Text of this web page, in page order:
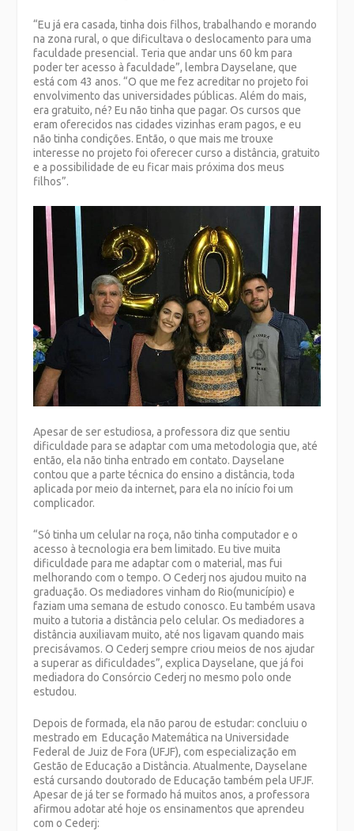
“Eu já era casada, tinha dois filhos, trabalhando e morando
na zona rural, o que dificultava o deslocamento para uma
faculdade presencial. Teria que andar uns 60 km para
poder ter acesso à faculdade”, lembra Dayselane, que
está com 43 anos. “O que me fez acreditar no projeto foi
envolvimento das universidades públicas. Além do mais,
era gratuito, né? Eu não tinha que pagar. Os cursos que
eram oferecidos nas cidades vizinhas eram pagos, e eu
não tinha condições. Então, o que mais me trouxe
interesse no projeto foi oferecer curso a distância, gratuito
e a possibilidade de eu ficar mais próxima dos meus
filhos”.
Apesar de ser estudiosa, a professora diz que sentiu
dificuldade para se adaptar com uma metodologia que, até
então, ela não tinha entrado em contato. Dayselane
contou que a parte técnica do ensino a distância, toda
aplicada por meio da internet, para ela no início foi um
complicador.
“Só tinha um celular na roça, não tinha computador e o
acesso à tecnologia era bem limitado. Eu tive muita
dificuldade para me adaptar com o material, mas fui
melhorando com o tempo. O Cederj nos ajudou muito na
graduação. Os mediadores vinham do Rio(município) e
faziam uma semana de estudo conosco. Eu também usava
muito a tutoria a distância pelo celular. Os mediadores a
distância auxiliavam muito, até nos ligavam quando mais
precisávamos. O Cederj sempre criou meios de nos ajudar
a superar as dificuldades”, explica Dayselane, que já foi
mediadora do Consórcio Cederj no mesmo polo onde
estudou.
Depois de formada, ela não parou de estudar: concluiu o
mestrado em Educação Matemática na Universidade
Federal de Juiz de Fora (UFJF), com especialização em
Gestão de Educação a Distância. Atualmente, Dayselane
está cursando doutorado de Educação também pela UFJF.
Apesar de já ter se formado há muitos anos, a professora
afirmou adotar até hoje os ensinamentos que aprendeu
com o Cederj: